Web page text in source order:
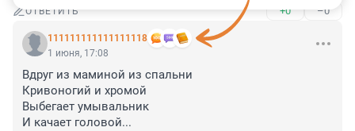
ОТВЕТИТЬ +0 –0
111111111111111118
1 июня, 17:08
Вдруг из маминой из спальни
Кривоногий и хромой
Выбегает умывальник
И качает головой...